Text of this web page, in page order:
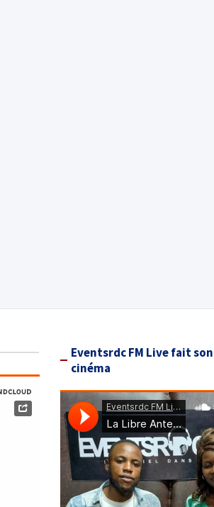
Eventsrdc FM Live fait son
cinéma